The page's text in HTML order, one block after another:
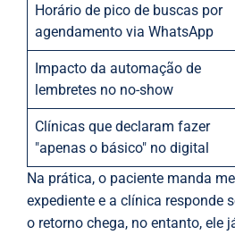
Horário de pico de buscas por
agendamento via WhatsApp
Impacto da automação de
lembretes no no-show
Clínicas que declaram fazer
"apenas o básico" no digital
Na prática, o paciente manda
expediente e a clínica responde
o retorno chega, no entanto, ele